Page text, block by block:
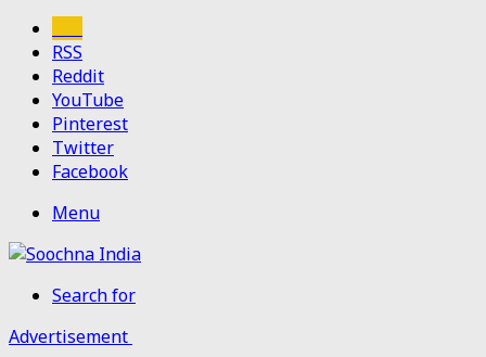
RSS
Reddit
YouTube
Pinterest
Twitter
Facebook
Menu
Search for
Advertisement